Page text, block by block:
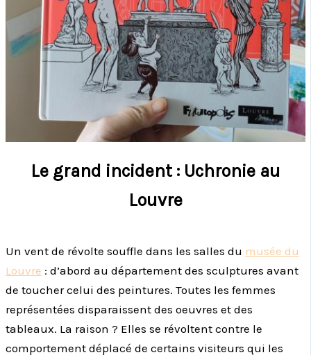
Le grand incident : Uchronie au
Louvre
Un vent de révolte souffle dans les salles du musée du
Louvre : d’abord au département des sculptures avant
de toucher celui des peintures. Toutes les femmes
représentées disparaissent des oeuvres et des
tableaux. La raison ? Elles se révoltent contre le
comportement déplacé de certains visiteurs qui les